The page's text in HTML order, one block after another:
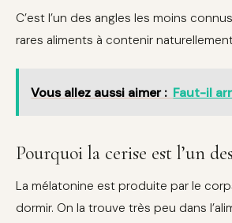
C’est l’un des angles les moins
rares aliments à contenir
Vous allez aussi aimer : Faut-il
Pourquoi la cerise est l’un
La mélatonine est produite par le
dormir. On la trouve très peu dans